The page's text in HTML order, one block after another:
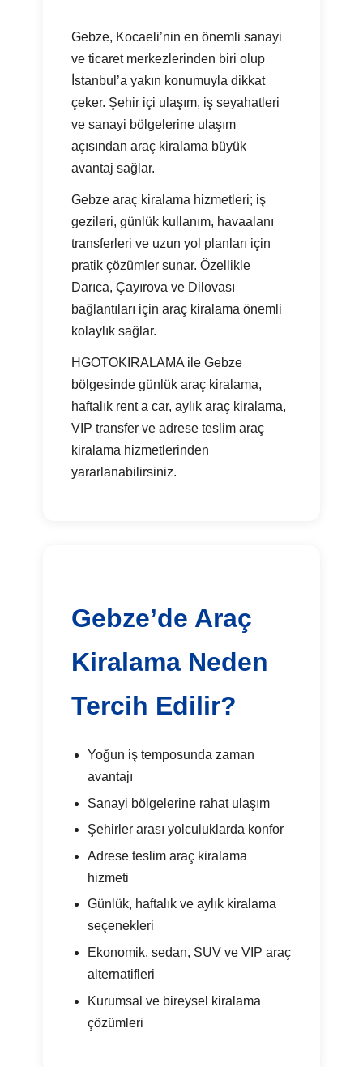
Gebze, Kocaeli’nin en önemli sanayi
ve ticaret merkezlerinden biri olup
İstanbul’a yakın konumuyla dikkat
çeker. Şehir içi ulaşım, iş seyahatleri
ve sanayi bölgelerine ulaşım
açısından araç kiralama büyük
avantaj sağlar.
Gebze araç kiralama hizmetleri; iş
gezileri, günlük kullanım, havaalanı
transferleri ve uzun yol planları için
pratik çözümler sunar. Özellikle
Darıca, Çayırova ve Dilovası
bağlantıları için araç kiralama önemli
kolaylık sağlar.
HGOTOKIRALAMA ile Gebze
bölgesinde günlük araç kiralama,
haftalık rent a car, aylık araç kiralama,
VIP transfer ve adrese teslim araç
kiralama hizmetlerinden
yararlanabilirsiniz.
Gebze’de Araç
Kiralama Neden
Tercih Edilir?
Yoğun iş temposunda zaman
avantajı
Sanayi bölgelerine rahat ulaşım
Şehirler arası yolculuklarda konfor
Adrese teslim araç kiralama
hizmeti
Günlük, haftalık ve aylık kiralama
seçenekleri
Ekonomik, sedan, SUV ve VIP araç
alternatifleri
Kurumsal ve bireysel kiralama
çözümleri